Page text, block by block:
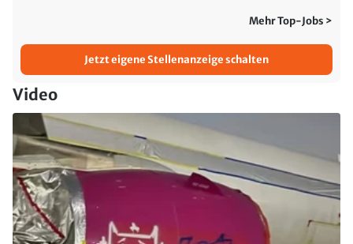
Mehr Top-Jobs >
Jetzt eigene Stellenanzeige schalten
Video